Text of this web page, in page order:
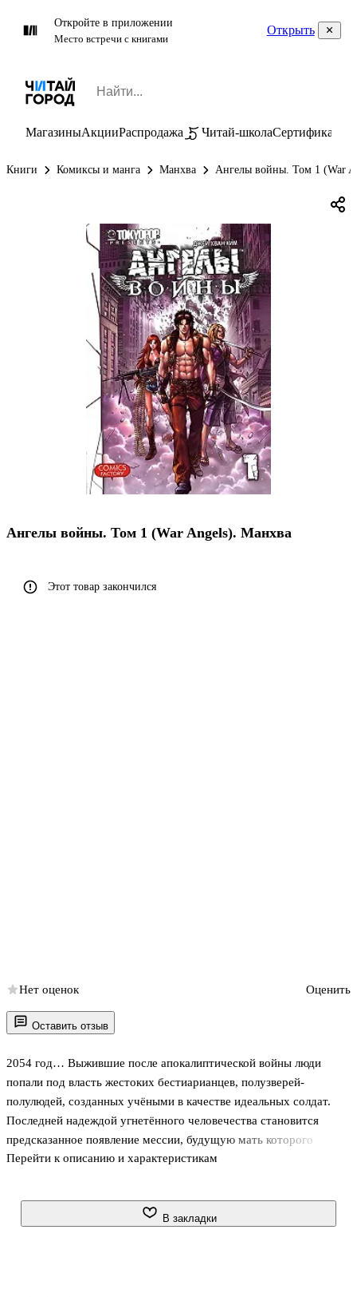
Откройте в приложении
Место встречи с книгами
Открыть
МагазиныАкцииРаспродажа Читай-школаСертификаты
Книги Комиксы и манга Манхва Ангелы войны. Том 1 (War
Оставить отзыв
2054 год… Выжившие после апокалиптической войны люди
попали под власть жестоких бестиарианцев, полузверей-
полулюдей, созданных учёными в качестве идеальных солдат.
Последней надеждой угнетённого человечества становится
предсказанное появление мессии, будущую мать которого
призваны защищать наделённые сверхчеловеческими
Перейти к описанию и характеристикам
Ангелы войны. Том 1 (War Angels). Манхва
Этот товар закончился
Нет оценок Оценить
В закладки